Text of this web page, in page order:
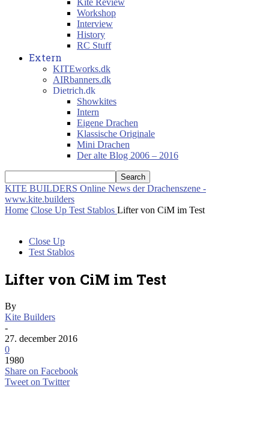
Kite Review
Workshop
Interview
History
RC Stuff
Extern
KITEworks.dk
AIRbanners.dk
Dietrich.dk
Showkites
Intern
Eigene Drachen
Klassische Originale
Mini Drachen
Der alte Blog 2006 – 2016
KITE BUILDERS Online News der Drachenszene -
www.kite.builders
Home Close Up Test Stablos Lifter von CiM im Test
Close Up
Test Stablos
Lifter von CiM im Test
By
Kite Builders
-
27. december 2016
0
1980
Share on Facebook
Tweet on Twitter